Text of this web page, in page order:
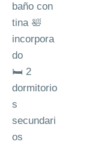
baño con
tina 🛀
incorpora
do
🛏️ 2
dormitorio
s
secundari
os